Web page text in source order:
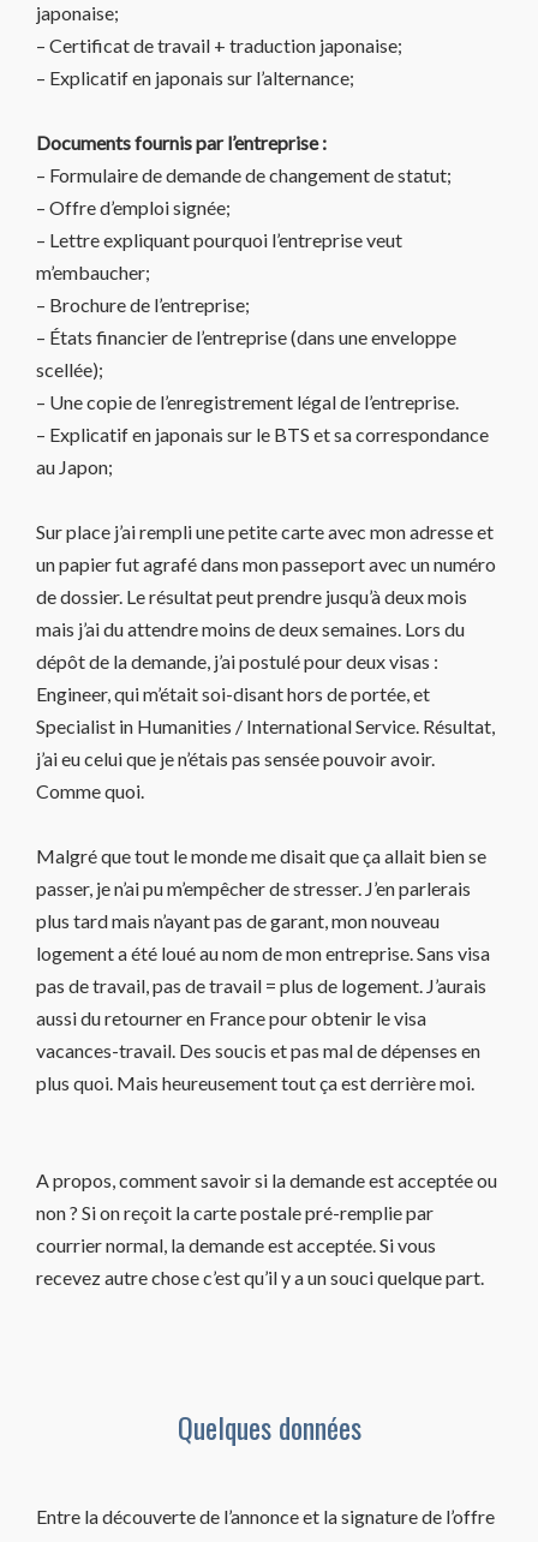
japonaise;
– Certificat de travail + traduction japonaise;
– Explicatif en japonais sur l’alternance;
Documents fournis par l’entreprise :
– Formulaire de demande de changement de statut;
– Offre d’emploi signée;
– Lettre expliquant pourquoi l’entreprise veut
m’embaucher;
– Brochure de l’entreprise;
– États financier de l’entreprise (dans une enveloppe
scellée);
– Une copie de l’enregistrement légal de l’entreprise.
– Explicatif en japonais sur le BTS et sa correspondance
au Japon;
Sur place j’ai rempli une petite carte avec mon adresse et
un papier fut agrafé dans mon passeport avec un numéro
de dossier. Le résultat peut prendre jusqu’à deux mois
mais j’ai du attendre moins de deux semaines. Lors du
dépôt de la demande, j’ai postulé pour deux visas :
Engineer, qui m’était soi-disant hors de portée, et
Specialist in Humanities / International Service. Résultat,
j’ai eu celui que je n’étais pas sensée pouvoir avoir.
Comme quoi.
Malgré que tout le monde me disait que ça allait bien se
passer, je n’ai pu m’empêcher de stresser. J’en parlerais
plus tard mais n’ayant pas de garant, mon nouveau
logement a été loué au nom de mon entreprise. Sans visa
pas de travail, pas de travail = plus de logement. J’aurais
aussi du retourner en France pour obtenir le visa
vacances-travail. Des soucis et pas mal de dépenses en
plus quoi. Mais heureusement tout ça est derrière moi.
A propos, comment savoir si la demande est acceptée ou
non ? Si on reçoit la carte postale pré-remplie par
courrier normal, la demande est acceptée. Si vous
recevez autre chose c’est qu’il y a un souci quelque part.
Quelques données
Entre la découverte de l’annonce et la signature de l’offre